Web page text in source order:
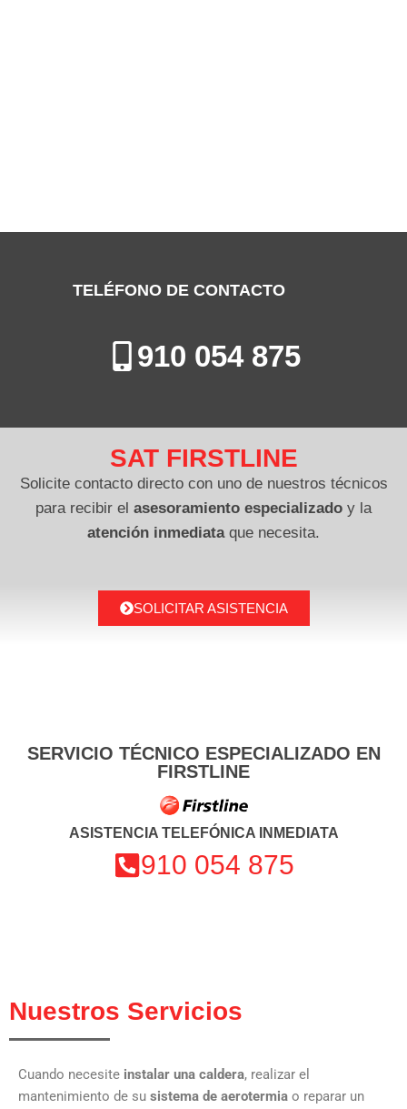
TELÉFONO DE CONTACTO
910 054 875
SAT FIRSTLINE
Solicite contacto directo con uno de nuestros técnicos
para recibir el asesoramiento especializado y la
atención inmediataque necesita.
SOLICITAR ASISTENCIA
SERVICIO TÉCNICO ESPECIALIZADO EN
FIRSTLINE
ASISTENCIA TELEFÓNICA INMEDIATA
910 054 875
Nuestros Servicios
Cuando necesite instalar una caldera, realizar el
mantenimiento de su sistema de aerotermia o reparar un